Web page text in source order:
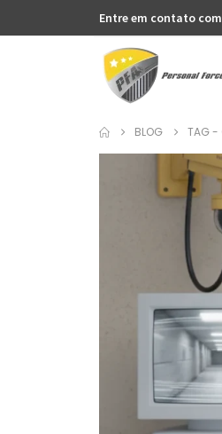
Entre em contato com
BLOG TAG -